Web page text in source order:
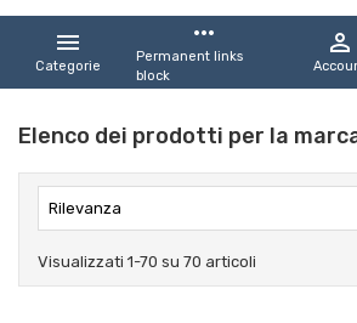

Categorie
more_horiz
Permanent links
block

Elenco dei prodotti per la marca
Rilevanza
Visualizzati 1-70 su 70 articoli